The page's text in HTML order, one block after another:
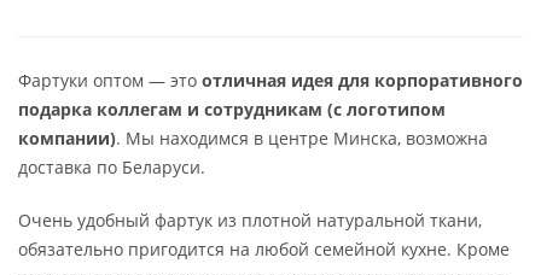
Фартуки оптом — это отличная идея для корпоративного
подарка коллегам и сотрудникам (с логотипом
компании). Мы находимся в центре Минска, возможна
доставка по Беларуси.
Очень удобный фартук из плотной натуральной ткани,
обязательно пригодится на любой семейной кухне. Кроме